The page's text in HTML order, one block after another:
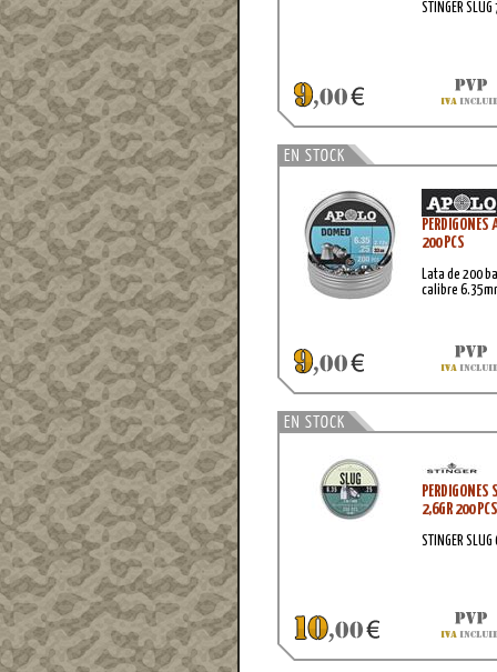
STINGER
200 PCS
Lata de 200
calibre
2,6GR 200 PCS
STINGER